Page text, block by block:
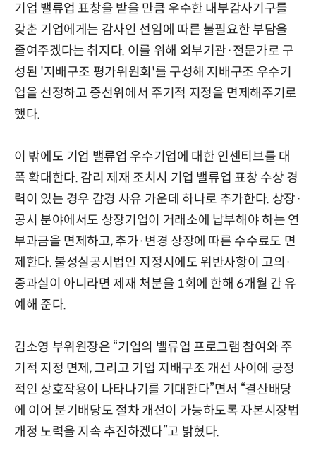
기업 밸류업 표창을 받을 만큼 우수한 내부감사기구를
갖춘 기업에게는 감사인 선임에 따른 불필요한 부담을
줄여주겠다는 취지다. 이를 위해 외부기관·전문가로 구
성된 '지배구조 평가위원회'를 구성해 지배구조 우수기
업을 선정하고 증선위에서 주기적 지정을 면제해주기로
했다.
이 밖에도 기업 밸류업 우수기업에 대한 인센티브를 대
폭 확대한다. 감리 제재 조치시 기업 밸류업 표창 수상 경
력이 있는 경우 감경 사유 가운데 하나로 추가한다. 상장·
공시 분야에서도 상장기업이 거래소에 납부해야 하는 연
부과금을 면제하고, 추가·변경 상장에 따른 수수료도 면
제한다. 불성실공시법인 지정시에도 위반사항이 고의·
중과실이 아니라면 제재 처분을 1회에 한해 6개월 간 유
예해 준다.
김소영 부위원장은 “기업의 밸류업 프로그램 참여와 주
기적 지정 면제, 그리고 기업 지배구조 개선 사이에 긍정
적인 상호작용이 나타나기를 기대한다”면서 “결산배당
에 이어 분기배당도 절차 개선이 가능하도록 자본시장법
개정 노력을 지속 추진하겠다”고 밝혔다.